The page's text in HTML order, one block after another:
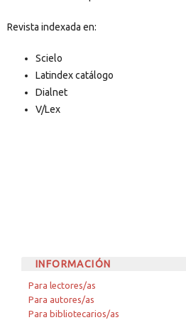
Revista indexada en:
Scielo
Latindex catálogo
Dialnet
V/Lex
INFORMACIÓN
Para lectores/as
Para autores/as
Para bibliotecarios/as